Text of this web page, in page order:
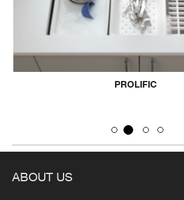
PROLIFIC
ABOUT US